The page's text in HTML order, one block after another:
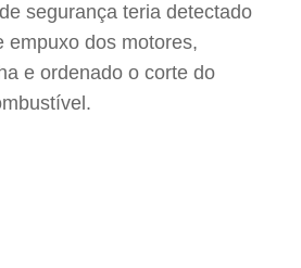
segurança teria detectado
empuxo dos motores,
e ordenado o corte do